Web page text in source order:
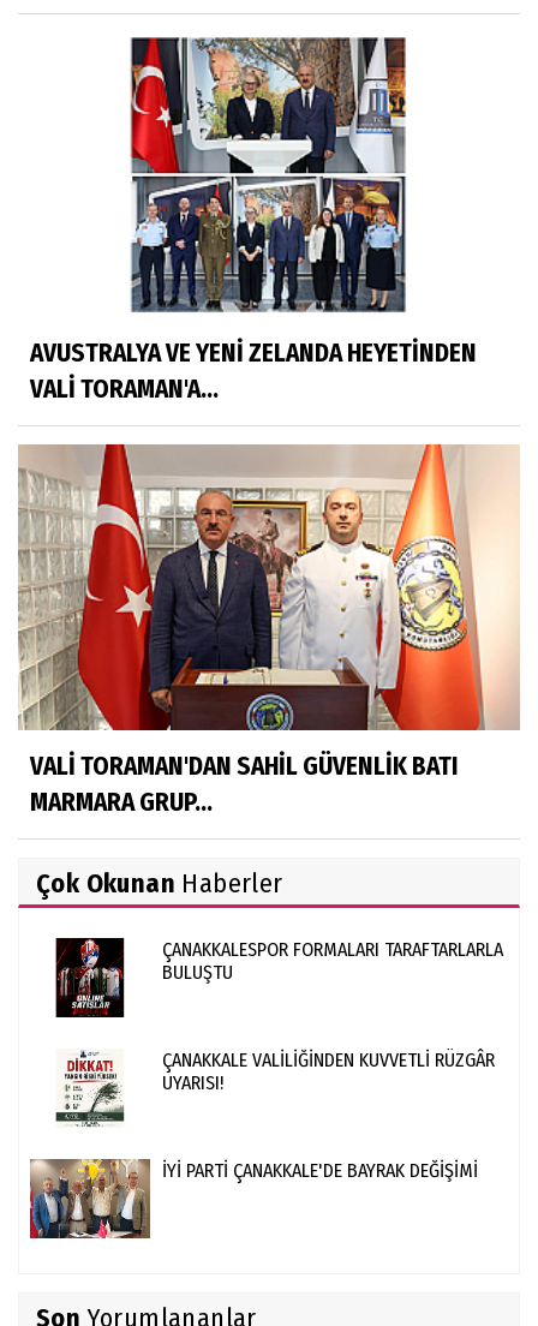
AVUSTRALYA VE YENİ ZELANDA HEYETİNDEN
VALİ TORAMAN'A...
VALİ TORAMAN'DAN SAHİL GÜVENLİK BATI
MARMARA GRUP...
Çok Okunan Haberler
ÇANAKKALESPOR FORMALARI TARAFTARLARLA
BULUŞTU
ÇANAKKALE VALİLİĞİNDEN KUVVETLİ RÜZGÂR
UYARISI!
İYİ PARTİ ÇANAKKALE'DE BAYRAK DEĞİŞİMİ
Son Yorumlananlar